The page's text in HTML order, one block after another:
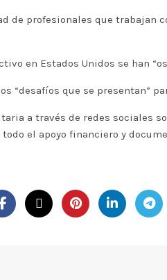
de profesionales que
en Estados Unidos se han
“desafíos que se presentan”
a través de redes sociales
el apoyo financiero y